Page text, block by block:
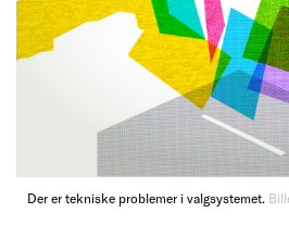
Der er tekniske problemer i valgsystemet.